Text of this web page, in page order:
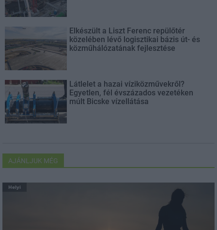
Elkészült a Liszt Ferenc repülőtér
közelében lévő logisztikai bázis út- és
közműhálózatának fejlesztése
Látlelet a hazai víziközművekről?
Egyetlen, fél évszázados vezetéken
múlt Bicske vízellátása
AJÁNLJUK MÉG
Helyi